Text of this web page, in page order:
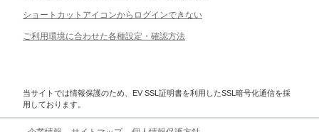
ショートカットアイコンからログインできない
ご利用環境に合わせた各種設定・確認方法
当サイトでは情報保護のため、EV SSL証明書を利用したSSL暗号化通信を採
用しております。